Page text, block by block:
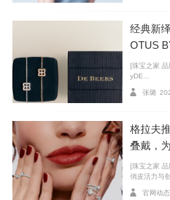
Buccellati布契拉
源自Caviar圆珠图案的经典
当代语境，焕发全新生命力
石交错铺陈，呈现层次丰富的
明的珍贵质感。Muse系列融
造出兼具雕塑美感与日常佩戴
经典新
OTUS
臻作
[珠宝之家
yDE...
张璐
格拉夫
叠戴，
[珠宝之家
俏皮活力与
官网动态